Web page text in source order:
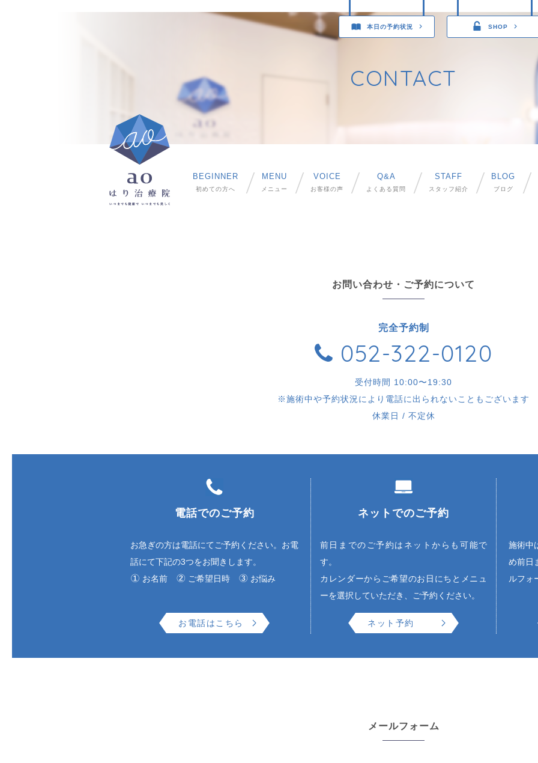
本日の予約状況 SHOP
CONTACT
BEGINNER
初めての方へ
MENU
メニュー
VOICE
お客様の声
Q&A
よくある質問
STAFF
スタッフ紹介
BLOG
ブログ
お問い合わせ・ご予約について
完全予約制
052-322-0120
受付時間 10:00〜19:30
※施術中や予約状況により電話に出られないこともございます
休業日 / 不定休
電話でのご予約
お急ぎの方は電話にてご予約ください。お電
話にて下記の3つをお聞きします。
お名前
ご希望日時 お悩み
お電話はこちら
ネットでのご予約
前日までのご予約はネットからも可能で
す。
カレンダーからご希望のお日にちとメニュ
ーを選択していただき、ご予約ください。
ネット予約
施術中
め前日
ルフォ
メールフォーム